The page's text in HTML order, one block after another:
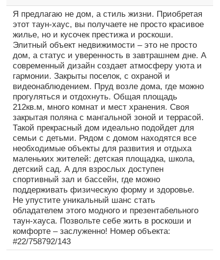
Я предлагаю не дом, а стиль жизни. Приобретая
этот таун-хаус, вы получаете не просто красивое
жилье, но и кусочек престижа и роскоши.
Элитный объект недвижимости – это не просто
дом, а статус и уверенность в завтрашнем дне. А
современный дизайн создает атмосферу уюта и
гармонии. Закрыты поселок, с охраной и
видеонаблюдением. Пруд возле дома, где можно
прогуляться и отдохнуть. Общая площадь
212кв.м, много комнат и мест хранения. Своя
закрытая поляна с мангальной зоной и террасой.
Такой прекрасный дом идеально подойдет для
семьи с детьми. Рядом с домом находятся все
необходимые объекты для развития и отдыха
маленьких жителей: детская площадка, школа,
детский сад. А для взрослых доступен
спортивный зал и бассейн, где можно
поддерживать физическую форму и здоровье.
Не упустите уникальный шанс стать
обладателем этого модного и презентабельного
таун-хауса. Позвольте себе жить в роскоши и
комфорте – заслуженно! Номер объекта:
#22/758792/143